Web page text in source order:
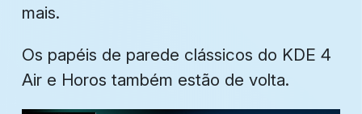
mais.
Os papéis de parede clássicos do KDE 4
Air e Horos também estão de volta.